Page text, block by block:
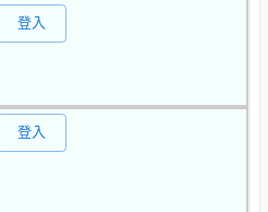
登入
登入